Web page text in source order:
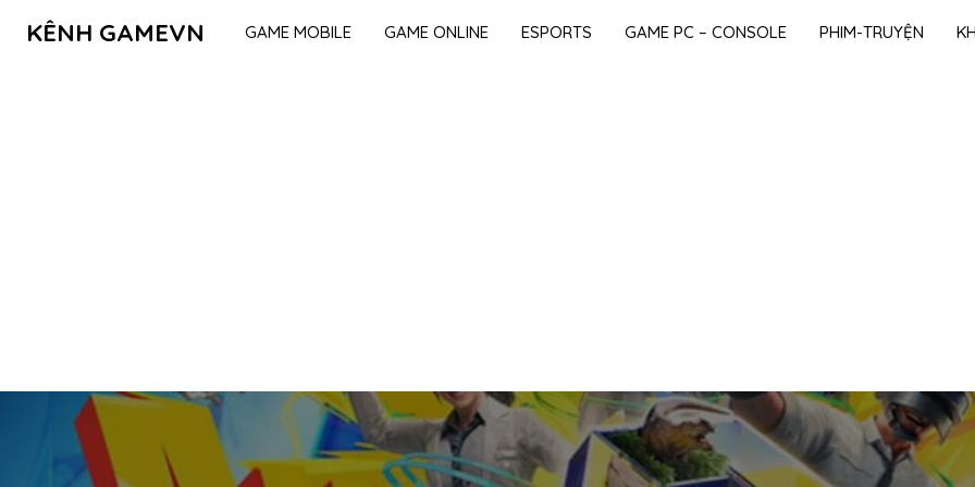
KÊNH GAMEVN GAME MOBILE GAME ONLINE ESPORTS GAME PC – CONSOLE PHIM-TRUYỆN